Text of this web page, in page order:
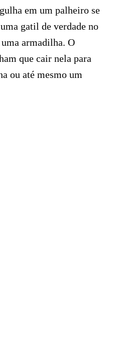
em um palheiro se
gatil de verdade no
armadilha. O
que cair nela para
ou até mesmo um